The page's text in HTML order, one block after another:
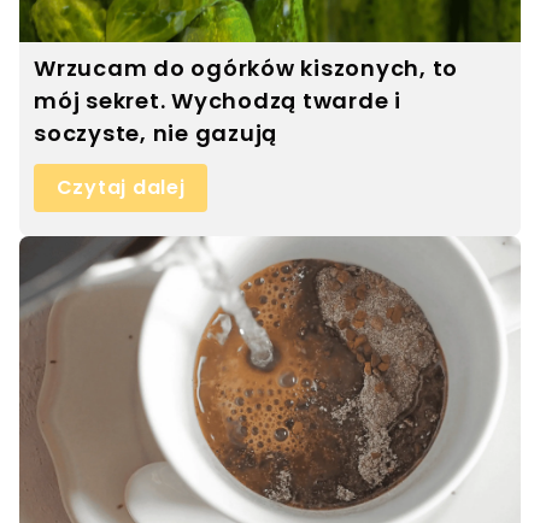
Wrzucam do ogórków kiszonych, to
mój sekret. Wychodzą twarde i
soczyste, nie gazują
Czytaj dalej